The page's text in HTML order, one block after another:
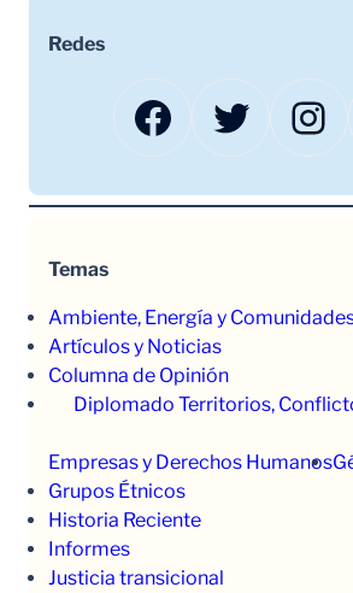
Redes
Facebook Twitter Instagram
Temas
Ambiente, Energía y
Artículos y Noticias
Columna de Opinión
Diplomado Territorios,
Empresas y Derechos Humanos
Grupos Étnicos
Historia Reciente
Informes
Justicia transicional